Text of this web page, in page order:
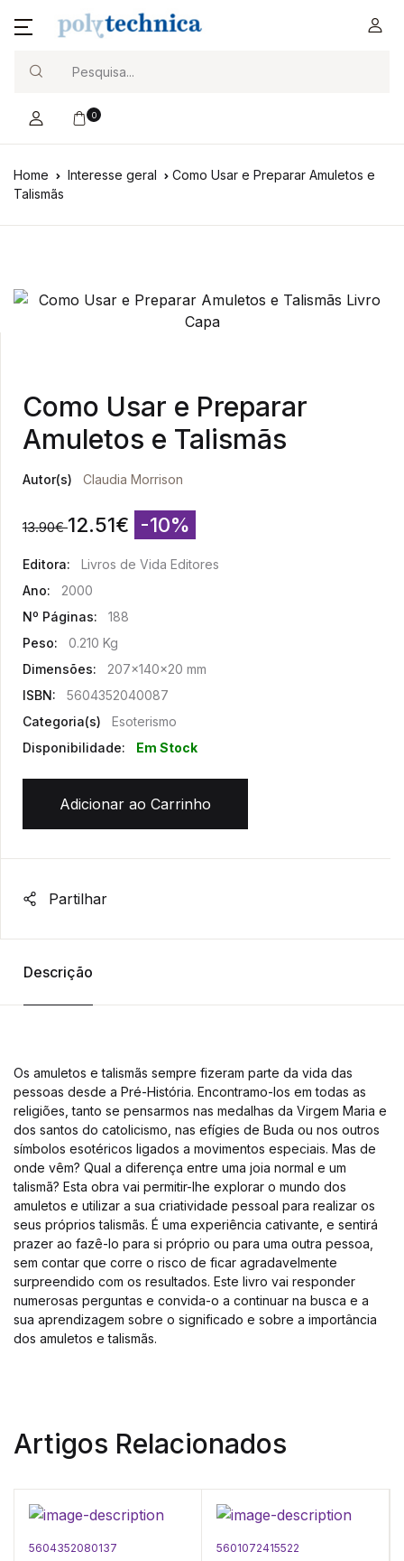
0
Home Interesse geral
Como Usar e Preparar Amuletos e
Talismãs
Como Usar e Preparar
Amuletos e Talismãs
Autor(s) Claudia Morrison
13.90€ 12.51€ -10%
Editora:
Livros de Vida Editores
Ano:
2000
Nº Páginas:
188
Peso:
0.210 Kg
Dimensões:
207x140x20 mm
ISBN:
5604352040087
Categoria(s)
Esoterismo
Disponibilidade:
Em Stock
Adicionar ao Carrinho
Partilhar
Descrição
Os amuletos e talismãs sempre fizeram parte da vida das
pessoas desde a Pré-História. Encontramo-los em todas as
religiões, tanto se pensarmos nas medalhas da Virgem Maria e
dos santos do catolicismo, nas efígies de Buda ou nos outros
símbolos esotéricos ligados a movimentos especiais. Mas de
onde vêm? Qual a diferença entre uma joia normal e um
talismã? Esta obra vai permitir-lhe explorar o mundo dos
amuletos e utilizar a sua criatividade pessoal para realizar os
seus próprios talismãs. É uma experiência cativante, e sentirá
prazer ao fazê-lo para si próprio ou para uma outra pessoa,
sem contar que corre o risco de ficar agradavelmente
surpreendido com os resultados. Este livro vai responder
numerosas perguntas e convida-o a continuar na busca e a
sua aprendizagem sobre o significado e sobre a importância
dos amuletos e talismãs.
Artigos Relacionados
5604352080137 5601072415522